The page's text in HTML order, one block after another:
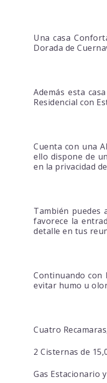
Una casa
Dorada de
Además esta
Residencial con
Cuenta con una
ello dispone de
en la privacidad
También puedes
favorece la
detalle en tus
Continuando con
evitar humo u
Cuatro
2 Cisternas de
Gas Estacionario